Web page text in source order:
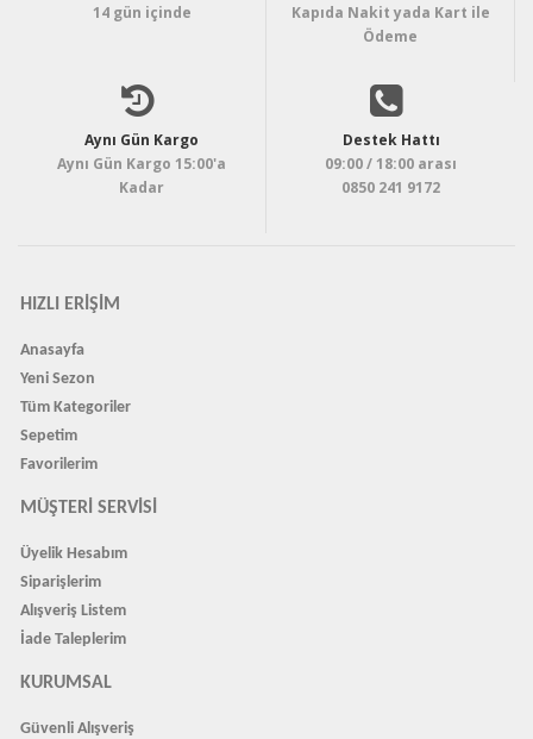
14 gün içinde
Kapıda Nakit yada Kart ile
Ödeme
Aynı Gün Kargo
Aynı Gün Kargo 15:00'a
Kadar
Destek Hattı
09:00 / 18:00 arası
0850 241 9172
HIZLI ERIŞIM
Anasayfa
Yeni Sezon
Tüm Kategoriler
Sepetim
Favorilerim
MÜŞTERI SERVISI
Üyelik Hesabım
Siparişlerim
Alışveriş Listem
İade Taleplerim
KURUMSAL
Güvenli Alışveriş